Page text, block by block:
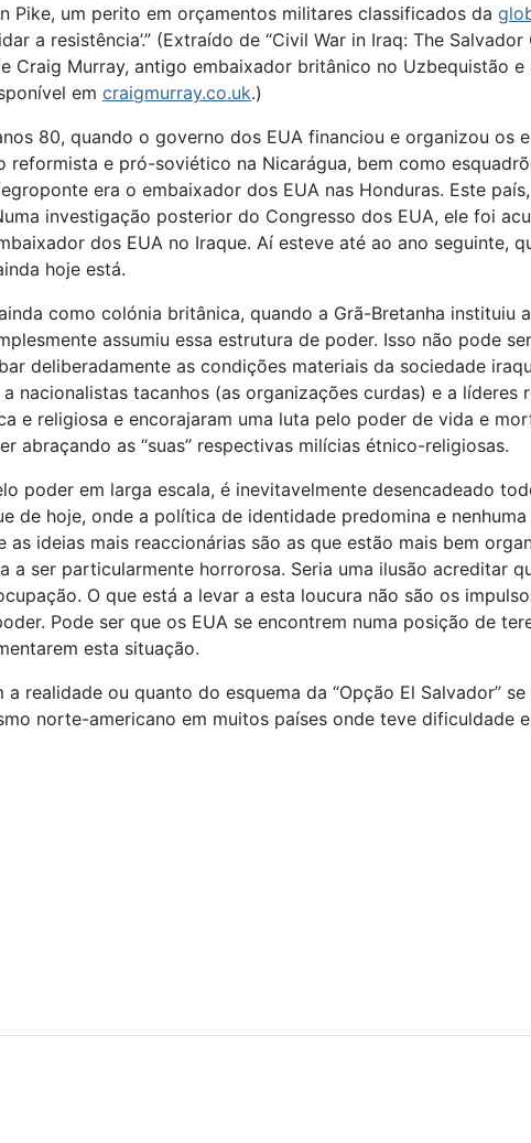
Pike, um perito em orçamentos militares classificados da
a resistência’.” (Extraído de “Civil War in Iraq: The
Craig Murray, antigo embaixador britânico no Uzbequistão
em craigmurray.co.uk.)
80, quando o governo dos EUA financiou e organizou os
e pró-soviético na Nicarágua, bem como
era o embaixador dos EUA nas Honduras. Este
investigação posterior do Congresso dos EUA, ele foi
dos EUA no Iraque. Aí esteve até ao ano seguinte,
hoje está.
como colónia britânica, quando a Grã-Bretanha instituiu
assumiu essa estrutura de poder. Isso não pode
deliberadamente as condições materiais da sociedade
tacanhos (as organizações curdas) e a líderes
e religiosa e encorajaram uma luta pelo poder de vida e
abraçando as “suas” respectivas milícias étnico-religiosas.
poder em larga escala, é inevitavelmente desencadeado
de hoje, onde a política de identidade predomina e
ideias mais reaccionárias são as que estão mais bem
ser particularmente horrorosa. Seria uma ilusão acreditar
O que está a levar a esta loucura não são os
Pode ser que os EUA se encontrem numa posição de
esta situação.
ou quanto do esquema da “Opção El Salvador”
norte-americano em muitos países onde teve dificuldade